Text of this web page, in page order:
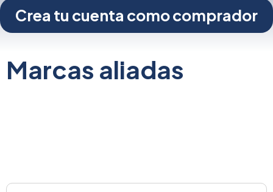
Crea tu cuenta comocomprador
Marcas aliadas